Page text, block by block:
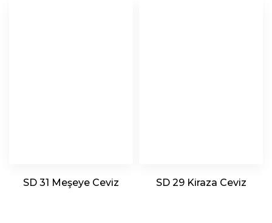
SD 31 Meşeye Ceviz SD 29 Kiraza Ceviz